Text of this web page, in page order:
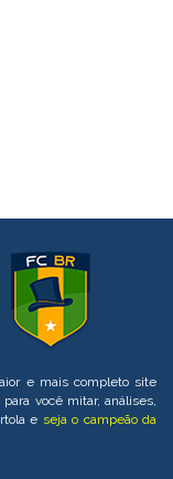
e mais completo site
você mitar, análises,
e seja o campeão da